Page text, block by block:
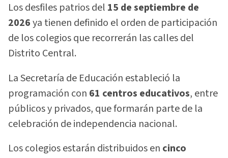
Los desfiles patrios del 15 de septiembre de
2026ya tienen definido el orden de participación
de los colegios que recorrerán las calles del
Distrito Central.
La Secretaría de Educación estableció la
programación con 61 centros educativos, entre
públicos y privados, que formarán parte de la
celebración de independencia nacional.
Los colegios estarán distribuidos en cinco